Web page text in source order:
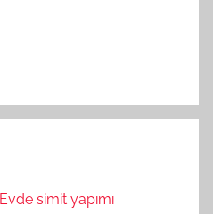
Evde simit yapımı